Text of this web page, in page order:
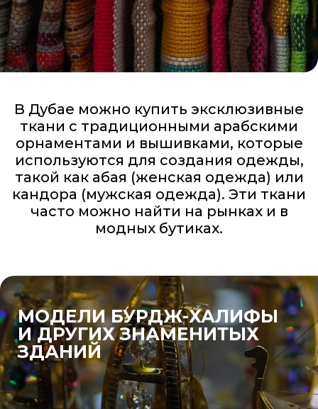
В Дубае можно купить эксклюзивные
ткани с традиционными арабскими
орнаментами и вышивками, которые
используются для создания одежды,
такой как абая (женская одежда) или
кандора (мужская одежда). Эти ткани
часто можно найти на рынках и в
модных бутиках.
МОДЕЛИ БУРДЖ-ХАЛИФЫ
И ДРУГИХ ЗНАМЕНИТЫХ
ЗДАНИЙ